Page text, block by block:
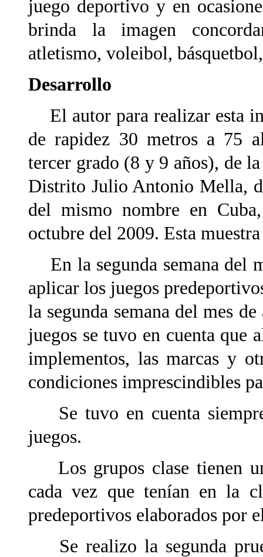
juego deportivo y en
brinda la imagen
atletismo, voleibol,
Desarrollo
El autor para realizar esta
de rapidez 30 metros a 75
tercer grado (8 y 9 años), de
Distrito Julio Antonio Mella,
del mismo nombre en
octubre del 2009. Esta
En la segunda semana del
aplicar los juegos
la segunda semana del mes
juegos se tuvo en cuenta que
implementos, las marcas y
condiciones imprescindibles
Se tuvo en cuenta
juegos.
Los grupos clase tienen
cada vez que tenían en la
predeportivos elaborados por
Se realizo la segunda